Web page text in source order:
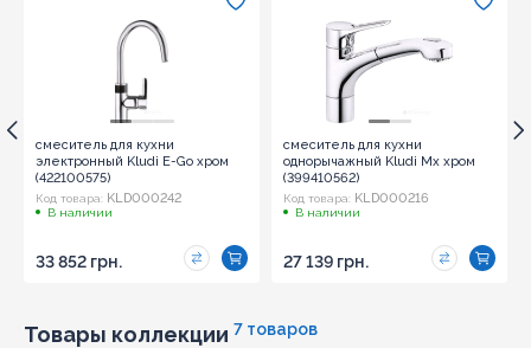
смеситель для кухни
электронный Kludi E-Go хром
(422100575)
Код товара: KLD000242
В наличии
33 852 грн.
смеситель для кухни
однорычажный Kludi Mx хром
(399410562)
Код товара: KLD000216
В наличии
27 139 грн.
Товары коллекции 7 товаров